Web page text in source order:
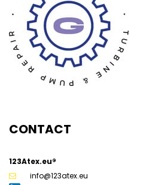
CONTACT
123Atex.eu®
info@123atex.eu